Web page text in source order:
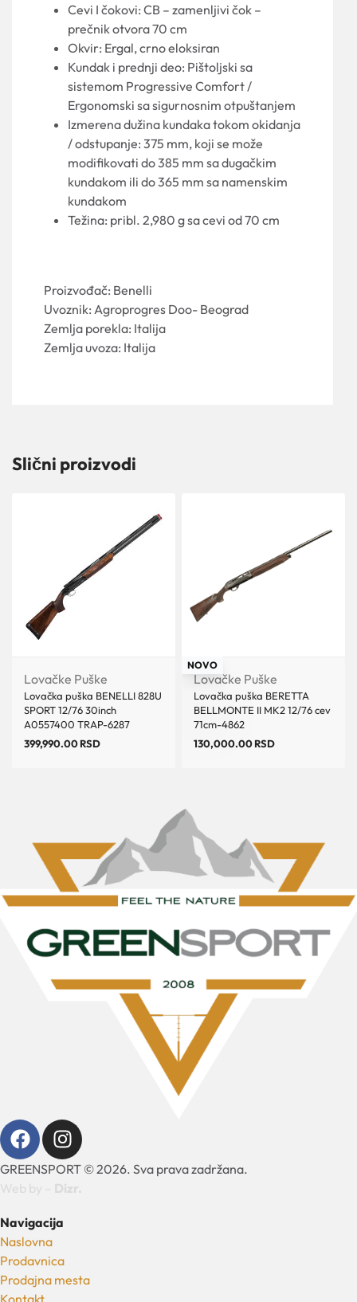
Cevi I čokovi: CB – zamenljivi čok –
prečnik otvora 70 cm
Okvir: Ergal, crno eloksiran
Kundak i prednji deo: Pištoljski sa
sistemom Progressive Comfort /
Ergonomski sa sigurnosnim otpuštanjem
Izmerena dužina kundaka tokom okidanja
/ odstupanje: 375 mm, koji se može
modifikovati do 385 mm sa dugačkim
kundakom ili do 365 mm sa namenskim
kundakom
Težina: pribl. 2,980 g sa cevi od 70 cm
Proizvođač: Benelli
Uvoznik: Agroprogres Doo- Beograd
Zemlja porekla: Italija
Zemlja uvoza: Italija
Slični proizvodi
Lovačke Puške
Lovačka puška BENELLI 828U
SPORT 12/76 30inch
A0557400 TRAP-6287
399,990.00RSD
NOVO
Lovačke Puške
Lovačka puška BERETTA
BELLMONTE II MK2 12/76 cev
71cm-4862
130,000.00RSD
GREENSPORT © 2026. Sva prava zadržana.
Navigacija
Naslovna
Prodavnica
Prodajna mesta
Kontakt